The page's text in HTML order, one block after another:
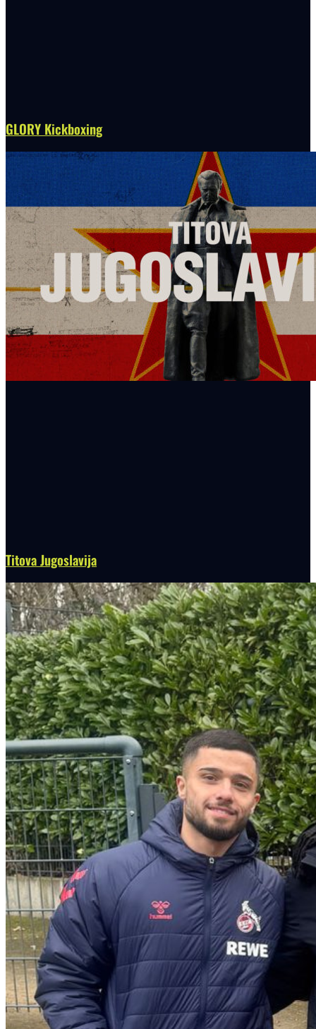
GLORY Kickboxing
Titova Jugoslavija